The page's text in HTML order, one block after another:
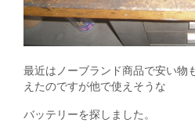
最近はノーブランド商品で安い物
えたのですが他で使えそうな
バッテリーを探しました。